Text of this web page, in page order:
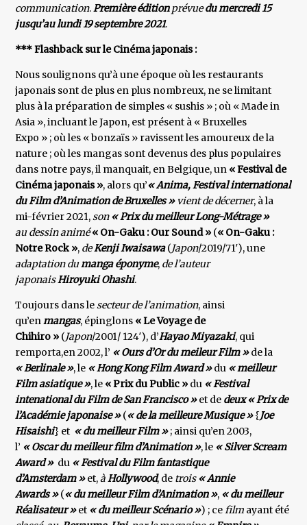
communication.Première éditionprévuedu mercredi 15
jusqu’au lundi 19 septembre 2021.
*** Flashback sur le Cinéma japonais :
Nous soulignons qu’à une époque où les restaurants
japonais sont de plus en plus nombreux, ne se limitant
plus à la préparation de simples « sushis » ; où « Made in
Asia », incluant le Japon, est présent à « Bruxelles
Expo » ; où les « bonzaïs » ravissent les amoureux de la
nature ; où les mangas sont devenus des plus populaires
dans notre pays, il manquait, en Belgique, un « Festival de
Cinéma japonais », alors qu’« Anima, Festival international
duFilm d’Animation de Bruxelles »vient de décerner, à la
mi-février 2021,son« Prix du meilleur Long-Métrage »
au dessin animé« On-Gaku : Our Sound » (« On-Gaku :
Notre Rock », deKenji Iwaisawa(Japon/2019/71′), une
adaptation dumanga éponyme, de l’auteur
japonaisHiroyuki Ohashi.
Toujours dans lesecteur de l’animation, ainsi
qu’enmangas, épinglons « Le Voyage de
Chihiro » (Japon/2001/ 124′), d’Hayao Miyazaki, qui
remporta,en 2002, l’ « Ours d’Or du meileur Film »de la
« Berlinale », le « Hong Kong Film Award »du « meilleur
Film asiatique », le « Prix du Public » du « Festival
intenational du Film de San Francisco »et de deux « Prix de
l’Académie japonaise »(« de la meilleure Musique »{Joe
Hisaishi} et « du meilleur Film »; ainsi qu’en 2003,
l’ « Oscar du meilleur film d’Animation », le « Silver Scream
Award » du « Festival du Film fantastique
d’Amsterdam »et,àHollywood, de trois « Annie
Awards »(« du meilleur Filmd’Animation », « du meilleur
Réalisateur »et « du meilleur Scénario ») ; cefilm ayant été